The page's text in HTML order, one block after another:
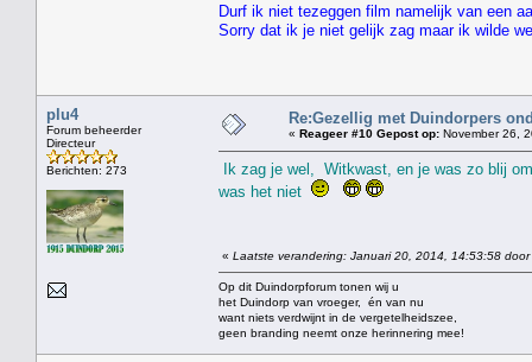
Durf ik niet tezeggen film namelijk van een
Sorry dat ik je niet gelijk zag maar ik wilde
plu4
Forum beheerder
Directeur
Berichten: 273
Re:Gezellig met Duindorpers
« Reageer #10 Gepost op: November 26,
Ik zag je wel, Witkwast, en je was zo blij
was het niet
« Laatste verandering: Januari 20, 2014, 14:53:58 door
Op dit Duindorpforum tonen wij u
het Duindorp van vroeger, én van nu
want niets verdwijnt in de vergetelheidszee,
geen branding neemt onze herinnering mee!